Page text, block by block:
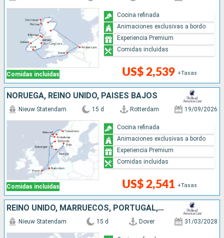
Comidas incluidas US$ 2,539 +Tasas
Cocina refinada
Animaciones exclusivas a bordo
Experiencia Premium
Comidas incluidas
NORUEGA, REINO UNIDO, PAISES BAJOS
Comidas incluidas
Nieuw Statendam 15 d Rotterdam 19/09/2026
US$ 2,541 +Tasas
Cocina refinada
Animaciones exclusivas a bordo
Experiencia Premium
Comidas incluidas
REINO UNIDO, MARRUECOS, PORTUGAL, PAISES BAJOS
Nieuw Statendam 15 d Dover 31/03/2028